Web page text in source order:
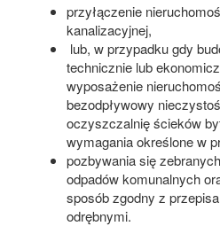
przyłączenie
kanalizacyjnej,
lub, w przypadku gdy
technicznie lub
wyposażenie
bezodpływowy
oczyszczalnię ścieków
wymagania określone w
pozbywania się
odpadów komunalnych
sposób zgodny z
odrębnymi.